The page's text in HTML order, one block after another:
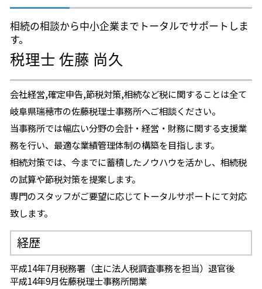
相続の相談から中小企業までトータルでサポートしま
す。
税理士 佐藤 尚久
会社経営,確定申告,節税対策,相続など税に関することは全て
岐阜県瑞穂市の佐藤税理士事務所へご相談ください。
当事務所では幅広い分野の会計・経営・財務に関する支援業
務を行い、最適な業績管理体制の構築を目指します。
相続対策では、今までに蓄積したノウハウを活かし、相続税
の試算や節税対策を提案します。
専門のスタッフがご要望に応じてトータルサポートにて対応
致します。
経歴
平成14年7月税務署（主に法人税調査事務を担当）退官後
平成14年9月佐藤税理士事務所開業